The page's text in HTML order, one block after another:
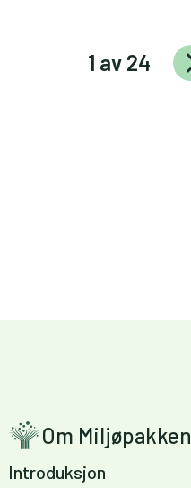
1 av 24
Om Miljøpakken
Introduksjon